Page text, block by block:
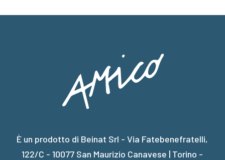
È un prodotto di Beinat Srl - Via Fatebenefratelli,
122/C - 10077 San Maurizio Canavese | Torino -